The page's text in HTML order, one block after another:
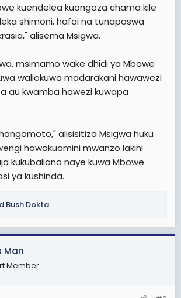
kuendelea kuongoza chama kile
shimoni, hafai na tunapaswa
alisema Msigwa.
msimamo wake dhidi ya Mbowe
waliokuwa madarakani hawawezi
au kwamba hawezi kuwapa
alisisitiza Msigwa huku
hawakuamini mwanzo lakini
kukubaliana naye kuwa Mbowe
ya kushinda.
Bush Dokta
Man
Member